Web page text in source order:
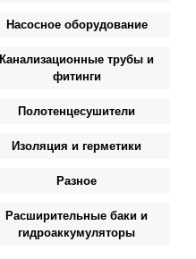
Насосное оборудование
Канализационные трубы и
фитинги
Полотенцесушители
Изоляция и герметики
Разное
Расширительные баки и
гидроаккумуляторы